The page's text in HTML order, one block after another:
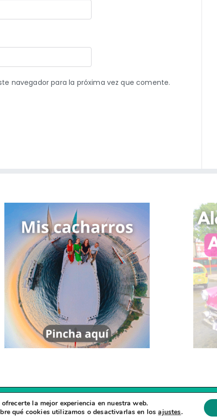
navegador para la próxima vez que comente.
Copyright © 2026Zapatillas Viajeras
la mejor experiencia en nuestra web.
qué cookies utilizamos o desactivarlas en losajustes.